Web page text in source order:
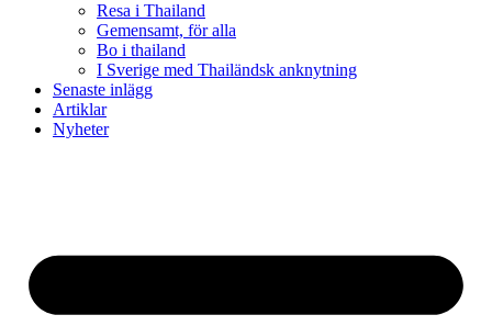
Resa i Thailand
Gemensamt, för alla
Bo i thailand
I Sverige med Thailändsk anknytning
Senaste inlägg
Artiklar
Nyheter